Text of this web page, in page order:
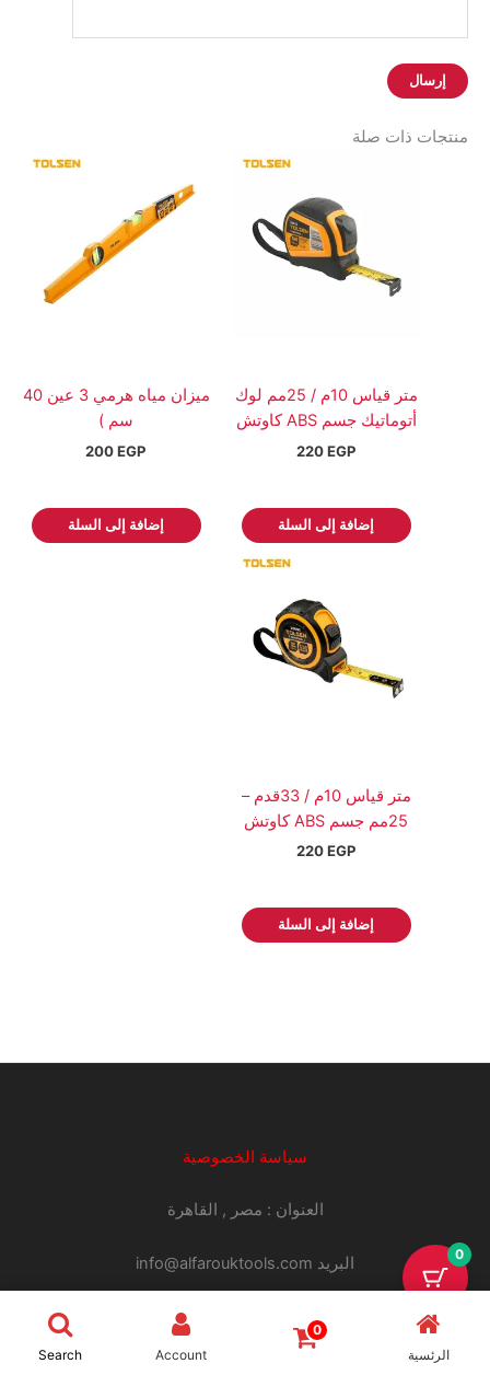
منتجات ذات صلة
متر قياس 10م / 25مم لوك
أتوماتيك جسم ABS كاوتش
220EGP
إضافة إلى السلة
ميزان مياه هرمي 3 عين 40
سم )
200EGP
إضافة إلى السلة
متر قياس 10م / 33قدم –
25مم جسم ABS كاوتش
220EGP
إضافة إلى السلة
سياسة الخصوصية
العنوان : مصر , القاهرة
البريد info@alfarouktools.com
01007096751 الرئسية
0
Account
Search
0